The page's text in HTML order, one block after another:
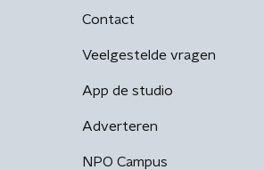
Contact
Veelgestelde vragen
App de studio
Adverteren
NPO Campus